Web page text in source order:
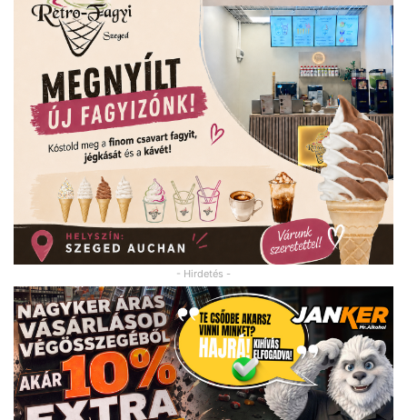
- Hirdetés -